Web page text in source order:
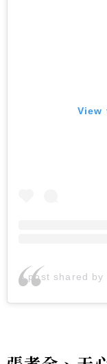
View
A post shared by